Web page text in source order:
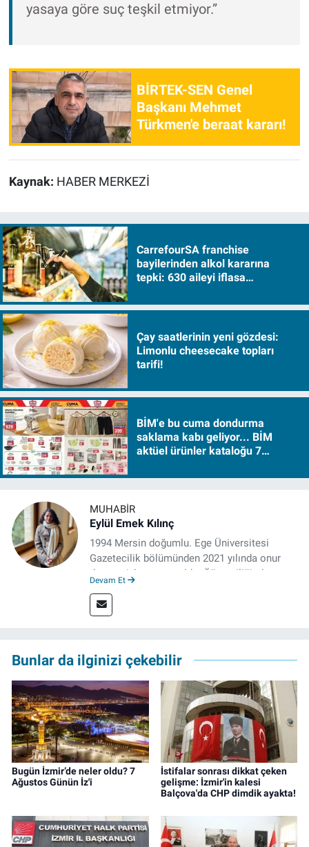
yasaya göre suç teşkil etmiyor.”
BİRTEK-SEN Genel
Başkanı Mehmet
Türkmen'e beraat kararı!
Kaynak: HABER MERKEZİ
CarrefourSA franchise
bayilerinden alkol kararına
tepki: 630 aileyi iflasa
Çay saatlerinin yeni gözdesi:
Limonlu cheesecake topları
tarifi!
BİM'e bu cuma dondurma
saklama kabı geliyor... BİM
aktüel ürünler kataloğu 7
MUHABIR
Eylül Emek Kılınç
1994 Mersin doğumlu. Ege Üniversitesi
Gazetecilik bölümünden 2021 yılında onur
derecesiyle mezun oldu. Öğrenciliğinde
deneyimin dışında kapatılana kadar Artı TV
ve TELE1 TV Ankara bürolarında editör ve
Devam Et
Bunlar da ilginizi çekebilir
Bugün İzmir’de neler oldu? 7
Ağustos Günün İz'i
İstifalar sonrası dikkat çeken
gelişme: İzmir'in kalesi
Balçova'da CHP dimdik ayakta!